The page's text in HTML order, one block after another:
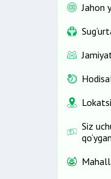
Jahon
Siz